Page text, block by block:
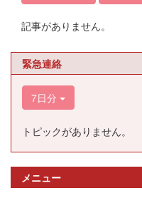
記事がありません。
緊急連絡
7日分
トピックがありません。
メニュー